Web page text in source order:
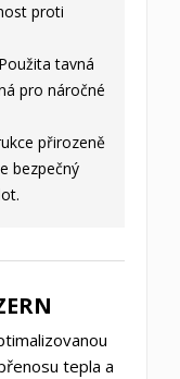
proti
Použita tavná
pro náročné
přirozeně
bezpečný
tepla a